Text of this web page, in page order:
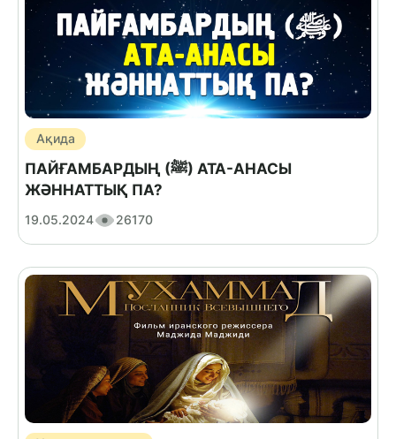
Ақида
ПАЙҒАМБАРДЫҢ (ﷺ) АТА-АНАСЫ
ЖӘННАТТЫҚ ПА?
19.05.2024 26170